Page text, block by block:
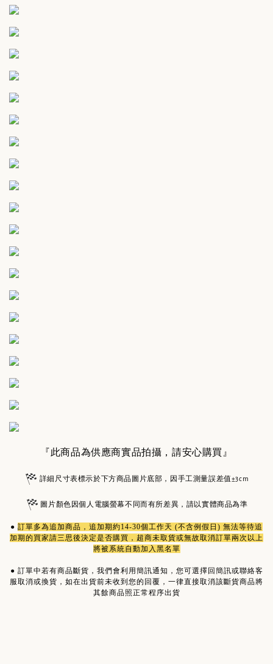
『此商品為供應商實品拍攝，請安心購買』
詳細尺寸表標示於下方商品圖片底部，因手工測量誤差值±3cm
圖片顏色因個人電腦螢幕不同而有所差異，請以實體商品為準
● 訂單多為追加商品 ，追加期約14-30個工作天 (不含例假日) 無法等待追
加期的買家請三思後決定是否購買，超商未取貨或無故取消訂單兩次以上
將被系統自動加入黑名單
● 訂單中若有商品斷貨，我們會利用簡訊通知，您可選擇回簡訊或聯絡客
服取消或換貨，如在出貨前未收到您的回覆，一律直接取消該斷貨商品將
其餘商品照正常程序出貨